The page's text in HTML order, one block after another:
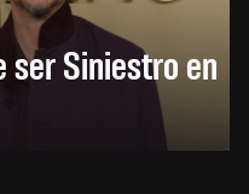
ser Siniestro en